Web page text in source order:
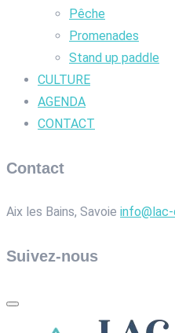
Pêche
Promenades
Stand up paddle
CULTURE
AGENDA
CONTACT
Contact
Aix les Bains, Savoie
Suivez-nous